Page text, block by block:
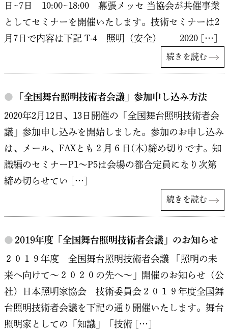
日~7日 10:00~18:00 幕張メッセ 当協会が共催事業
としてセミナーを開催いたします。技術セミナーは2
月7日で内容は下記 T-4 照明（安全） 2020 […]
続きを読む
● 「全国舞台照明技術者会議」参加申し込み方法
2020年2月12日、13日開催の「全国舞台照明技術者会
議」参加申し込みを開始しました。参加のお申し込み
は、メール、FAXとも２月６日(木)締め切りです。知
識編のセミナーP1～P5は会場の都合定員になり次第
締め切らせてい […]
続きを読む
● 2019年度「全国舞台照明技術者会議」のお知らせ
２０１９年度 全国舞台照明技術者会議 「照明の未
来へ向けて～２０２０の先へ～」開催のお知らせ（公
社）日本照明家協会 技術委員会２０１９年度全国舞
台照明技術者会議を下記の通り開催いたします。舞台
照明家としての「知識」「技術 […]